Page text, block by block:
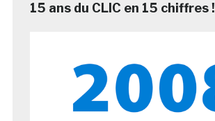
15 ans du CLIC en 15 chiffres !